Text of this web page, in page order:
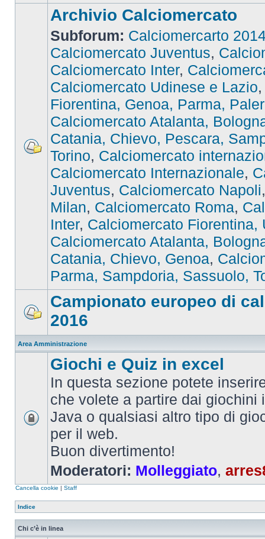
Archivio Calciomercato
Subforum: Calciomercarto
Calciomercato Juventus,
Calciomercato Inter,
Calciomercato Udinese e Lazio
Fiorentina, Genoa, Parma,
Calciomercato Atalanta,
Catania, Chievo, Pescara,
Torino, Calciomercato
Calciomercato Internazionale,
Juventus, Calciomercato Napoli
Milan, Calciomercato Roma,
Inter, Calciomercato Fiorentina,
Calciomercato Atalanta,
Catania, Chievo, Genoa,
Parma, Sampdoria, Sassuolo,
Campionato europeo di
2016
Area Amministrazione
Giochi e Quiz in excel
In questa sezione potete
che volete a partire dai giochini
Java o qualsiasi altro tipo di
per il web.
Buon divertimento!
Moderatori: Molleggiato,
Cancella cookie | Staff
Indice
Chi c’è in linea